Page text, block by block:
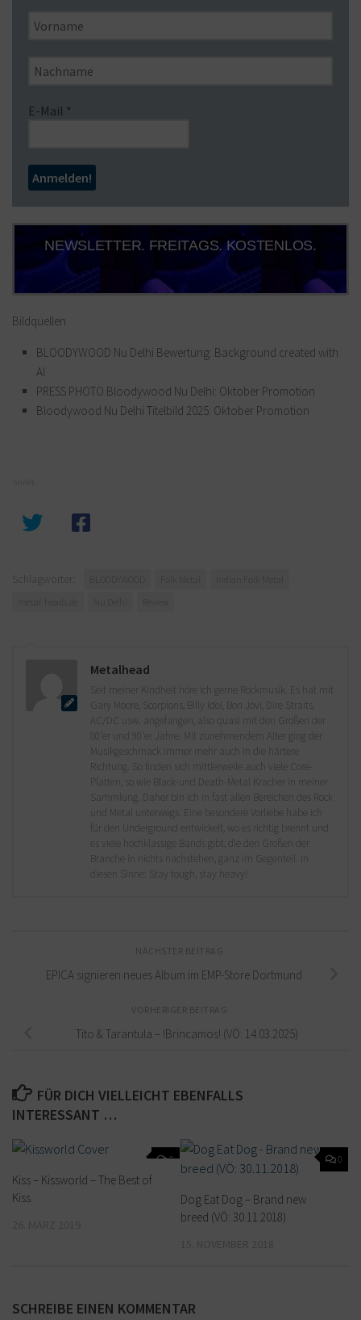
E-Mail *
NEWSLETTER. FREITAGS. KOSTENLOS.
Bildquellen
BLOODYWOOD Nu Delhi Bewertung: Background created with
AI
PRESS PHOTO Bloodywood Nu Delhi: Oktober Promotion
Bloodywood Nu Delhi Titelbild 2025: Oktober Promotion
Schlagwörter:
Metalhead
Seit meiner Kindheit höre ich gerne Rockmusik. Es hat mit
Gary Moore, Scorpions, Billy Idol, Bon Jovi, Dire Straits,
AC/DC usw. angefangen, also quasi mit den Großen der
80'er und 90'er Jahre. Mit zunehmendem Alter ging der
Musikgeschmack immer mehr auch in die härtere
Richtung. So finden sich mittlerweile auch viele Core-
Platten, so wie Black-und Death-Metal Kracher in meiner
Sammlung. Daher bin ich in fast allen Bereichen des Rock
und Metal unterwegs. Eine besondere Vorliebe habe ich
für den Underground entwickelt, wo es richtig brennt und
es viele hochklassige Bands gibt, die den Großen der
Branche in nichts nachstehen, ganz im Gegenteil. In
diesen Sinne: Stay tough, stay heavy!
NÄCHSTER BEITRAG
EPICA signieren neues Album im EMP-Store Dortmund
VORHERIGER BEITRAG
Tito & Tarantula – !Brincamos! (VÖ: 14.03.2025)
FÜR DICH VIELLEICHT EBENFALLS
INTERESSANT …
0
Kiss – Kissworld – The Best of
Kiss
0
Dog Eat Dog – Brand new
breed (VÖ: 30.11.2018)
SCHREIBE EINEN KOMMENTAR